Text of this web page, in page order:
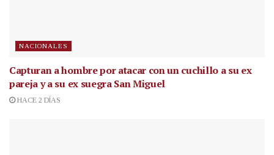
NACIONALES
Capturan a hombre por atacar con un cuchillo a su ex
pareja y a su ex suegra San Miguel
HACE 2 DÍAS